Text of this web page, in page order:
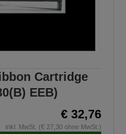
Cartridge
EEB)
€ 32,76
inkl. MwSt. (€ 27,30 ohne MwSt.)